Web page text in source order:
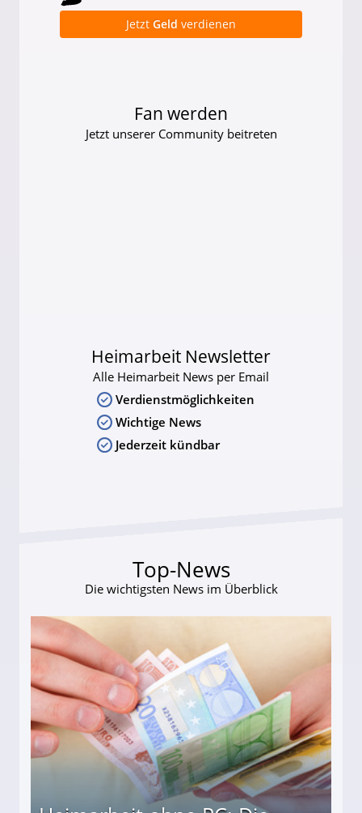
Jetzt Geld verdienen
Fan werden
Jetzt unserer Community beitreten
Heimarbeit Newsletter
Alle Heimarbeit News per Email
Verdienstmöglichkeiten
Wichtige News
Jederzeit kündbar
Top-News
Die wichtigsten News im Überblick